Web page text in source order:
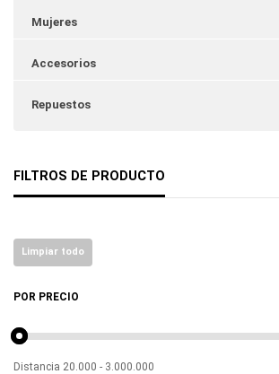
Mujeres
Accesorios
Repuestos
FILTROS DE PRODUCTO
Limpiar todo
POR PRECIO
Distancia 20.000 - 3.000.000